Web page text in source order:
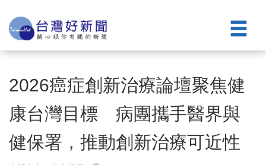
2026癌症創新治療論壇聚焦健
康台灣目標 病團攜手醫界與
健保署，推動創新治療可近性